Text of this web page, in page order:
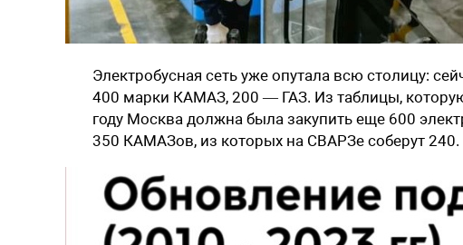
Электробусная сеть уже опутала всю столицу:
400 марки КАМАЗ, 200 — ГАЗ. Из таблицы,
году Москва должна была закупить еще 600
350 КАМАЗов, из которых на СВАРЗе соберут 240.